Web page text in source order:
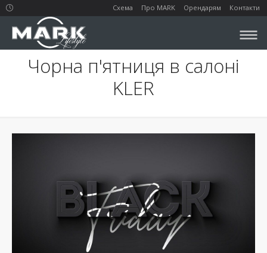
Схема Про MARK Орендарям Контакти
Чорна п'ятниця в салоні
KLER